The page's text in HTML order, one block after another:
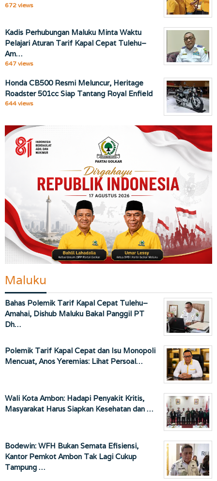
672 views
Kadis Perhubungan Maluku Minta Waktu
Pelajari Aturan Tarif Kapal Cepat Tulehu–
Am…
647 views
Honda CB500 Resmi Meluncur, Heritage
Roadster 501cc Siap Tantang Royal Enfield
644 views
Maluku
Bahas Polemik Tarif Kapal Cepat Tulehu–
Amahai, Dishub Maluku Bakal Panggil PT
Dh…
Polemik Tarif Kapal Cepat dan Isu Monopoli
Mencuat, Anos Yeremias: Lihat Persoal…
Wali Kota Ambon: Hadapi Penyakit Kritis,
Masyarakat Harus Siapkan Kesehatan dan …
Bodewin: WFH Bukan Semata Efisiensi,
Kantor Pemkot Ambon Tak Lagi Cukup
Tampung …